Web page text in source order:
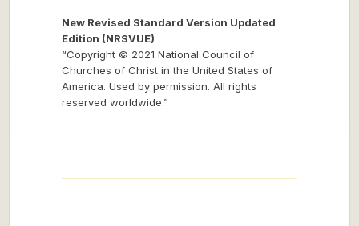
New Revised Standard Version Updated
Edition (NRSVUE)
“Copyright © 2021 National Council of
Churches of Christ in the United States of
America. Used by permission. All rights
reserved worldwide.”